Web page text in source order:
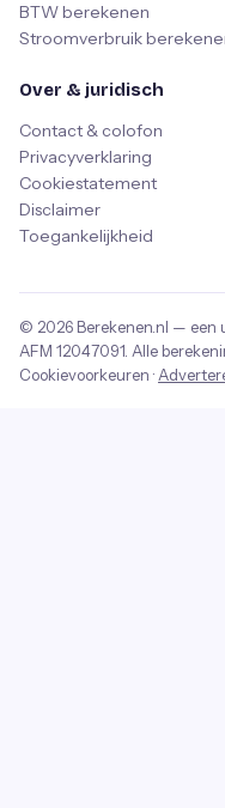
BTW berekenen
Stroomverbruik
Over & juridisch
Contact & colofon
Privacyverklaring
Cookiestatement
Disclaimer
Toegankelijkheid
© 2026 Berekenen.nl — een
AFM 12047091 . Alle
Cookievoorkeuren ·